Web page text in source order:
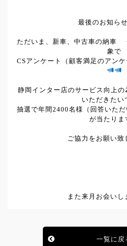
最後のお知ら
ただいま、新車、中古車の納車
象で
CSアンケート（顧客満足のアン
静岡インター店のサービス向上
いただきたい
抽選で年間2400名様（回答いた
が当たりま
ご協力をお願い致
また来月お会いし
一覧に戻